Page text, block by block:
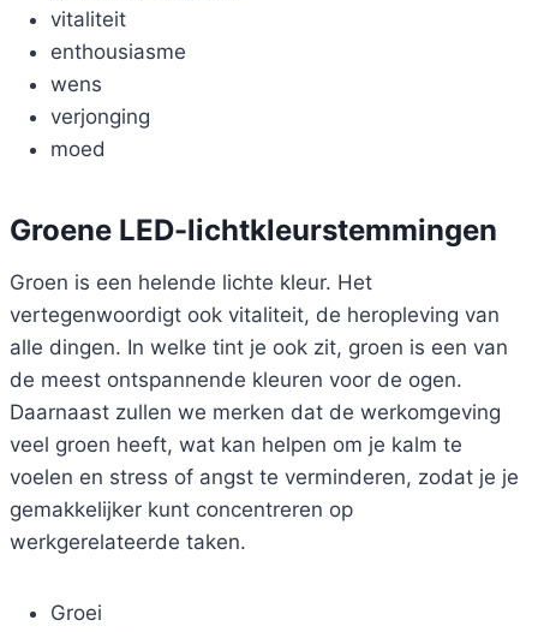
vitaliteit
enthousiasme
wens
verjonging
moed
Groene LED-lichtkleurstemmingen
Groen is een helende lichte kleur. Het
vertegenwoordigt ook vitaliteit, de heropleving van
alle dingen. In welke tint je ook zit, groen is een van
de meest ontspannende kleuren voor de ogen.
Daarnaast zullen we merken dat de werkomgeving
veel groen heeft, wat kan helpen om je kalm te
voelen en stress of angst te verminderen, zodat je je
gemakkelijker kunt concentreren op
werkgerelateerde taken.
Groei